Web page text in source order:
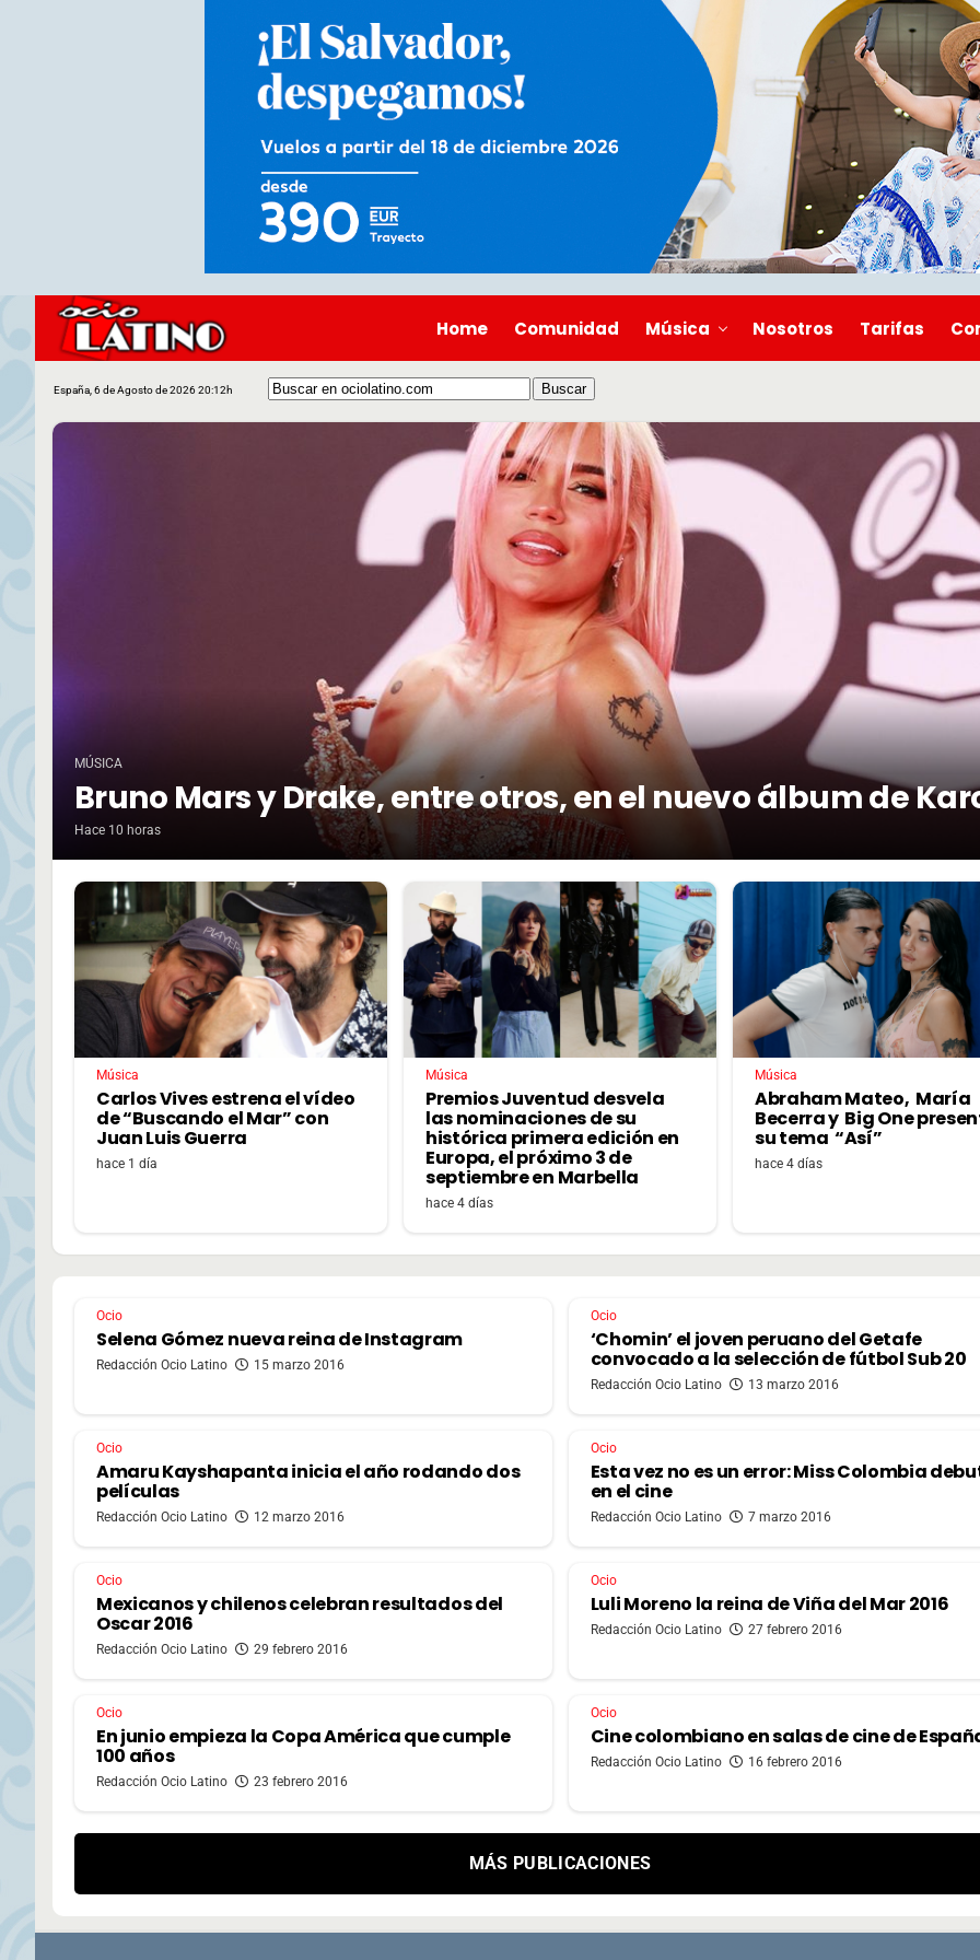
Home Comunidad Música Nosotros Tarifas
España, 6 de Agosto de 2026 20:12h
MÚSICA
Bruno Mars y Drake, entre otros, en el nuevo álbum de
Hace 10 horas
Música
Carlos Vives estrena el vídeo
de “Buscando el Mar” con
Juan Luis Guerra
hace 1 día
Música
Premios Juventud desvela
las nominaciones de su
histórica primera edición en
Europa, el próximo 3 de
septiembre en Marbella
hace 4 días
Música
Abraham Mateo, María
Becerra y Big One
su tema “Así”
hace 4 días
Ocio
Selena Gómez nueva reina de Instagram
Redacción Ocio Latino 15 marzo 2016
Ocio
‘Chomin’ el joven peruano del Getafe
convocado a la selección de fútbol Sub 20
Redacción Ocio Latino 13 marzo 2016
Ocio
Amaru Kayshapanta inicia el año rodando dos
películas
Redacción Ocio Latino 12 marzo 2016
Ocio
Esta vez no es un error: Miss Colombia
en el cine
Redacción Ocio Latino 7 marzo 2016
Ocio
Mexicanos y chilenos celebran resultados del
Oscar 2016
Redacción Ocio Latino 29 febrero 2016
Ocio
Luli Moreno la reina de Viña del Mar 2016
Redacción Ocio Latino 27 febrero 2016
Ocio
En junio empieza la Copa América que cumple
100 años
Redacción Ocio Latino 23 febrero 2016
Ocio
Cine colombiano en salas de cine de
Redacción Ocio Latino 16 febrero 2016
MÁS PUBLICACIONES